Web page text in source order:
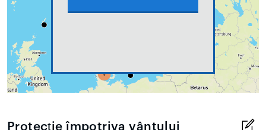
Protecție împotriva vântului